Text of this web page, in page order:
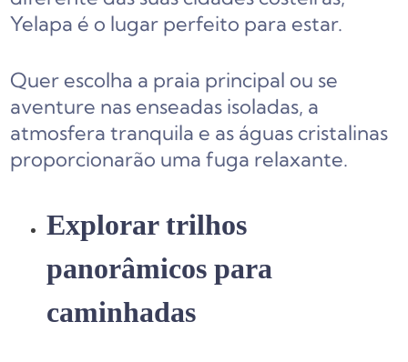
Yelapa é o lugar perfeito para estar.
Quer escolha a praia principal ou se
aventure nas enseadas isoladas, a
atmosfera tranquila e as águas cristalinas
proporcionarão uma fuga relaxante.
Explorar trilhos
panorâmicos para
caminhadas